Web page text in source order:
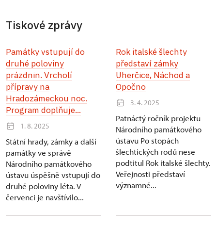
Tiskové zprávy
Památky vstupují do
druhé poloviny
prázdnin. Vrcholí
přípravy na
Hradozámeckou noc.
Program doplňuje...
1. 8. 2025
Státní hrady, zámky a další
památky ve správě
Národního památkového
ústavu úspěšně vstupují do
druhé poloviny léta. V
červenci je navštívilo...
Rok italské šlechty
představí zámky
Uherčice, Náchod a
Opočno
3. 4. 2025
Patnáctý ročník projektu
Národního památkového
ústavu Po stopách
šlechtických rodů nese
podtitul Rok italské šlechty.
Veřejnosti představí
významné...